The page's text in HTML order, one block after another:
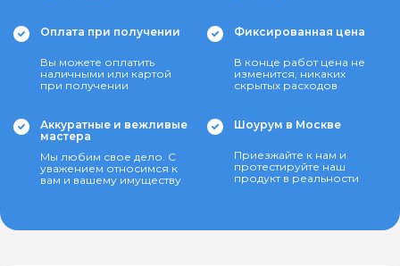
Оплата при получении
Вы можете оплатить
наличными или картой
при получении
Фиксированная цена
В конце работ цена не
изменится, никаких
скрытых расходов
Аккуратные и вежливые
мастера
Мы любим свое дело. С
уважением относимся к
вам и вашему имуществу
Шоурум в Москве
Приезжайте к нам и
протестируйте наш
продукт в реальности